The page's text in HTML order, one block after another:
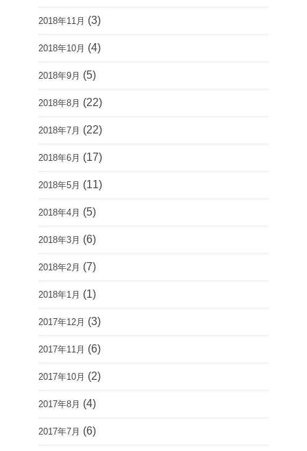
2018年11月 (3)
2018年10月 (4)
2018年9月 (5)
2018年8月 (22)
2018年7月 (22)
2018年6月 (17)
2018年5月 (11)
2018年4月 (5)
2018年3月 (6)
2018年2月 (7)
2018年1月 (1)
2017年12月 (3)
2017年11月 (6)
2017年10月 (2)
2017年8月 (4)
2017年7月 (6)